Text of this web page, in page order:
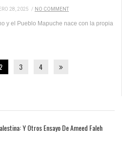
28, 2025 / NO COMMENT
y el Pueblo Mapuche nace con la propia
2 3 4
Y Otros Ensayo De Ameed Faleh